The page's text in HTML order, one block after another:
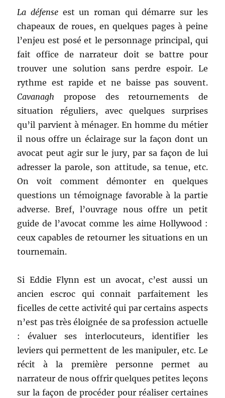
La défense est un roman qui démarre sur les
chapeaux de roues, en quelques pages à peine
l’enjeu est posé et le personnage principal, qui
fait office de narrateur doit se battre pour
trouver une solution sans perdre espoir. Le
rythme est rapide et ne baisse pas souvent.
Cavanagh propose des retournements de
situation réguliers, avec quelques surprises
qu’il parvient à ménager. En homme du métier
il nous offre un éclairage sur la façon dont un
avocat peut agir sur le jury, par sa façon de lui
adresser la parole, son attitude, sa tenue, etc.
On voit comment démonter en quelques
questions un témoignage favorable à la partie
adverse. Bref, l’ouvrage nous offre un petit
guide de l’avocat comme les aime Hollywood :
ceux capables de retourner les situations en un
tournemain.
Si Eddie Flynn est un avocat, c’est aussi un
ancien escroc qui connait parfaitement les
ficelles de cette activité qui par certains aspects
n’est pas très éloignée de sa profession actuelle
: évaluer ses interlocuteurs, identifier les
leviers qui permettent de les manipuler, etc. Le
récit à la première personne permet au
narrateur de nous offrir quelques petites leçons
sur la façon de procéder pour réaliser certaines